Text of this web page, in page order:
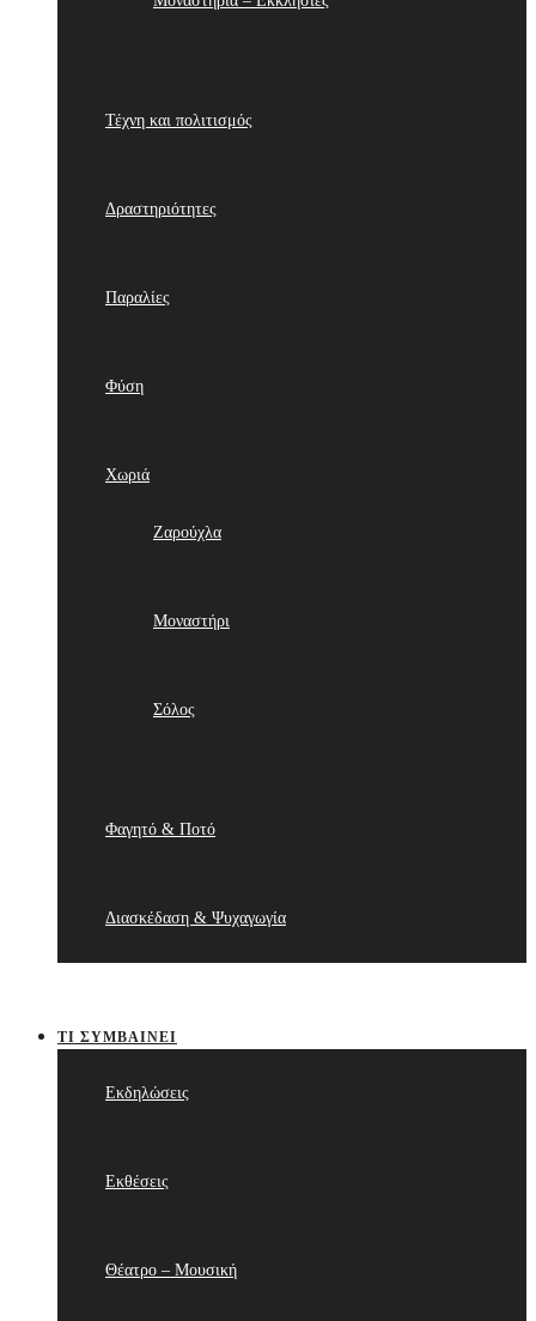
Τέχνη και πολιτισμός
Δραστηριότητες
Παραλίες
Φύση
Χωριά
Ζαρούχλα
Μοναστήρι
Σόλος
Φαγητό & Ποτό
Διασκέδαση & Ψυχαγωγία
ΤΙ ΣΥΜΒΑΊΝΕΙ
Εκδηλώσεις
Εκθέσεις
Θέατρο – Μουσική